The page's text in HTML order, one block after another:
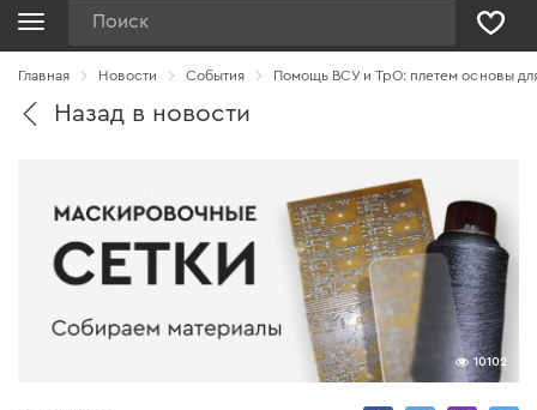
Главная Новости Cобытия Помощь ВСУ и ТрО: плетем основы
Назад в новости
10102